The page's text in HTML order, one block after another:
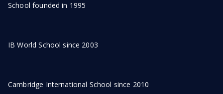
School founded in 1995
IB World School since 2003
Cambridge International School since 2010